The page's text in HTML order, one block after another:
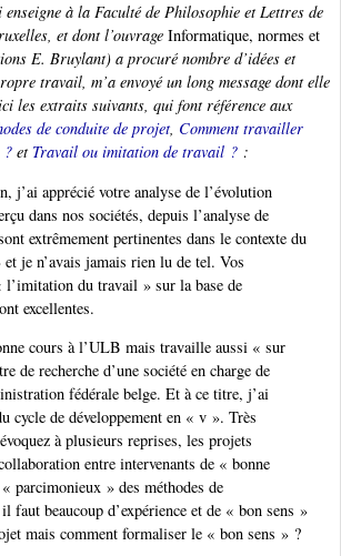
enseigne à la Faculté de Philosophie et Lettres de
et dont l’ouvrage Informatique, normes et
E. Bruylant) a procuré nombre d’idées et
travail, m’a envoyé un long message dont elle
les extraits suivants, qui font référence aux
de conduite de projet, Comment travailler
? et Travail ou imitation de travail ? :
j’ai apprécié votre analyse de l’évolution
dans nos sociétés, depuis l’analyse de
extrêmement pertinentes dans le contexte du
je n’avais jamais rien lu de tel. Vos
l’imitation du travail » sur la base de
excellentes.
cours à l’ULB mais travaille aussi « sur
de recherche d’une société en charge de
fédérale belge. Et à ce titre, j’ai
cycle de développement en « v ». Très
à plusieurs reprises, les projets
entre intervenants de « bonne
parcimonieux » des méthodes de
faut beaucoup d’expérience et de « bon sens »
mais comment formaliser le « bon sens » ?